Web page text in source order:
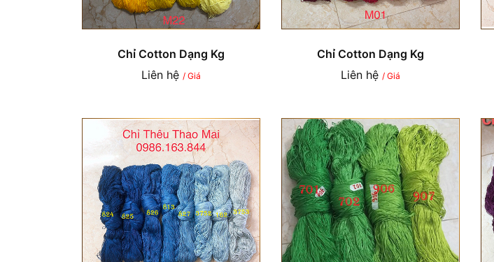
Chỉ Cotton Dạng Kg
Liên hệ / Giá
Chỉ Cotton Dạng Kg
Liên hệ / Giá